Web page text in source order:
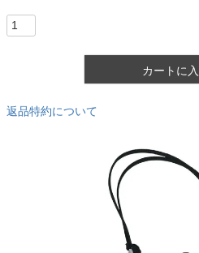
カートに
返品特約について